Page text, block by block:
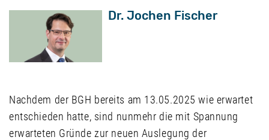
Dr. Jochen Fischer
Nachdem der BGH bereits am 13.05.2025 wie erwartet
entschieden hatte, sind nunmehr die mit Spannung
erwarteten Gründe zur neuen Auslegung der